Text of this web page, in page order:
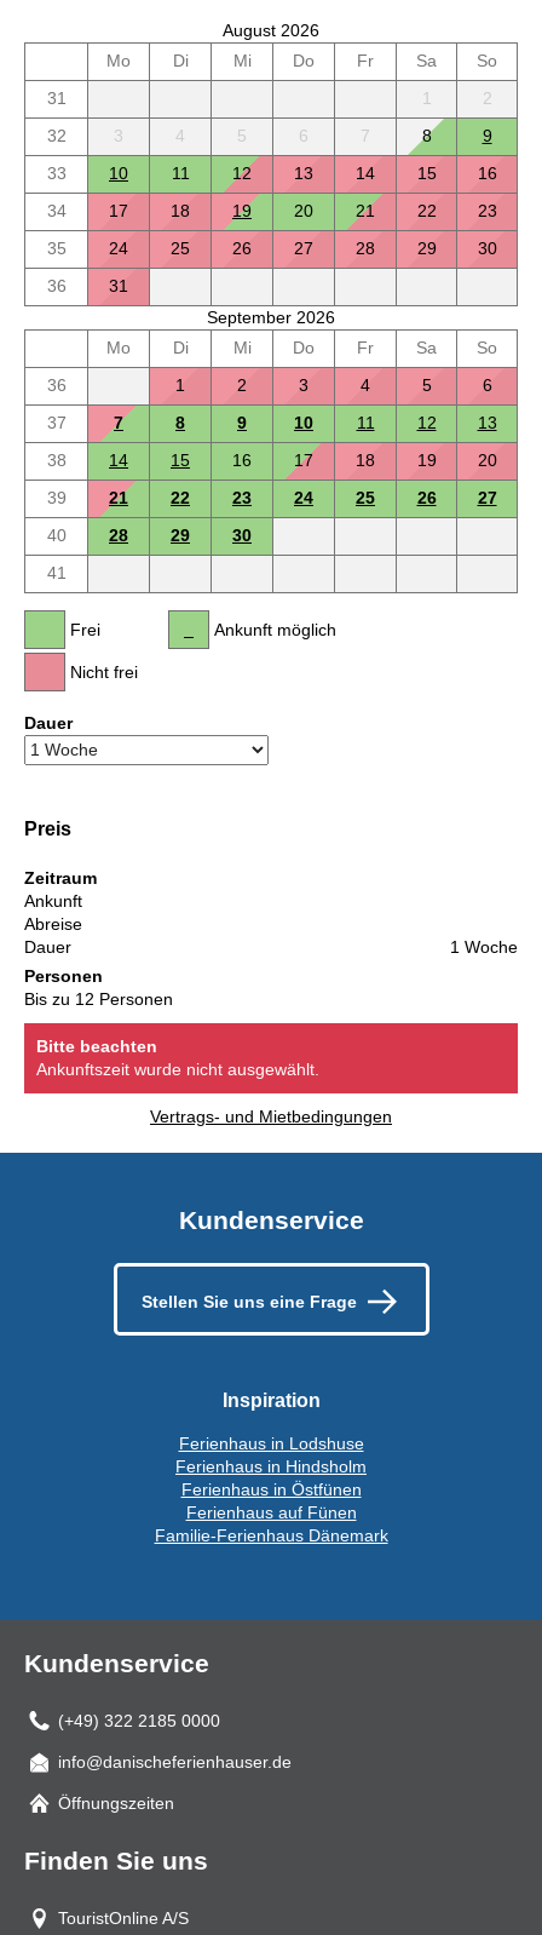
August 2026
Mo
Di Mi Do Fr Sa
So
31
1
2
32
3 4 5 6 7 8
9
33
10 11 12 13 14 15
16
34
17 18 19 20 21 22
23
35
24 25 26 27 28 29
30
36
31
September 2026
Mo
Di Mi Do Fr Sa
So
36
1 2 3 4 5
6
37
7 8 9 10 11 12
13
38
14 15 16 17 18 19
20
39
21 22 23 24 25 26
27
40
28 29
30
41
Frei
Nicht frei
Ankunft möglich
Dauer
Preis
Zeitraum
Ankunft
Abreise
Dauer
1 Woche
Personen
Bis zu 12 Personen
Bitte beachten
Ankunftszeit wurde nicht ausgewählt.
Vertrags- und Mietbedingungen
Kundenservice
Stellen Sie uns eine Frage
Inspiration
Ferienhaus in Lodshuse
Ferienhaus in Hindsholm
Ferienhaus in Östfünen
Ferienhaus auf Fünen
Familie-Ferienhaus Dänemark
Kundenservice
(+49) 322 2185 0000
Mail
info@danischeferienhauser.de
Öffnungszeiten
Finden Sie uns
TouristOnline A/S